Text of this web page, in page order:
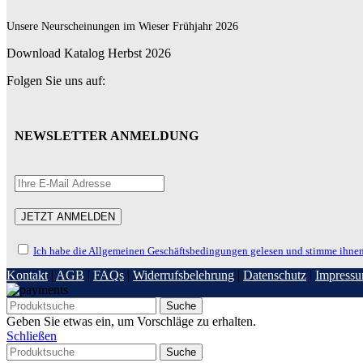
Unsere Neurscheinungen im Wieser Frühjahr 2026
Download Katalog Herbst 2026
Folgen Sie uns auf:
NEWSLETTER ANMELDUNG
Ich habe die Allgemeinen Geschäftsbedingungen gelesen und stimme
Kontakt | AGB | FAQs | Widerrufsbelehrung | Datenschutz |
Suche
Geben Sie etwas ein, um Vorschläge zu erhalten.
Schließen
Suche